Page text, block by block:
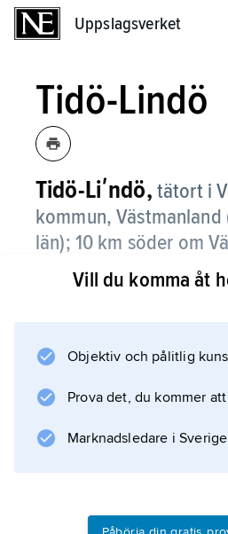
Uppslagsverket
Tidö-Lindö
Tidö-Liʹndö, tätort i
kommun, Västmanland
län); 10 km söder om
invånare (2016)
äldre fritidshus som har
broförbindelse med
Vill du komma åt
Objektiv och pålitlig
Prova det, du kommer
Marknadsledare i